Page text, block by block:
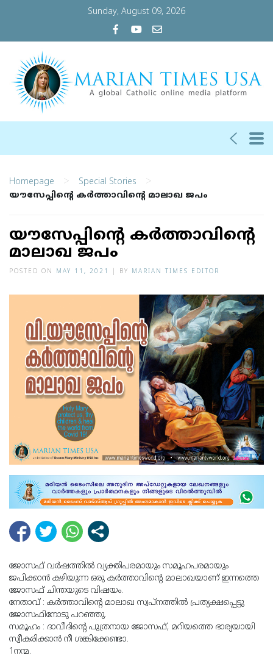
Sunday, August 09, 2026
Homepage > Special Stories >
യൗസേപ്പിൻ്റെ കർത്താവിൻ്റെ മാലാഖ ജപം
യൗസേപ്പിൻ്റെ കർത്താവിൻ്റെ
മാലാഖ ജപം
POSTED ON MAY 11, 2021 BY MARIAN TIMES EDITOR
ജോസഫ് വർഷത്തിൽ വ്യക്തിപരമായും സമൂഹപരമായും
ജപിക്കാൻ കഴിയുന്ന ഒരു കർത്താവിൻ്റെ മാലാഖയാണ് ഇന്നത്തെ
ജോസഫ് ചിന്തയുടെ വിഷയം.
നേതാവ് : കർത്താവിൻ്റെ മാലാഖ സ്വപ്നത്തിൽ പ്രത്യക്ഷപ്പെട്ടു
ജോസഫിനോടു പറഞ്ഞു.
സമൂഹം : ദാവീദിന്റെ പുത്രനായ ജോസഫ്‌, മറിയത്തെ ഭാര്യയായി
സ്വീകരിക്കാന് നീ ശങ്കിക്കേണ്ടാ.
1നന്മ.